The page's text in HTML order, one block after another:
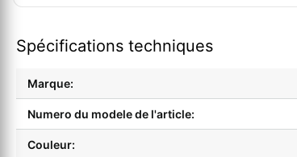
Spécifications techniques
Marque:
Numero du modele de l'article:
Couleur: